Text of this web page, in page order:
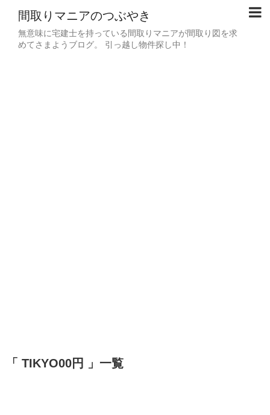
間取りマニアのつぶやき
無意味に宅建士を持っている間取りマニアが間取り図を求
めてさまようブログ。 引っ越し物件探し中！
「 TIKYO00円 」一覧